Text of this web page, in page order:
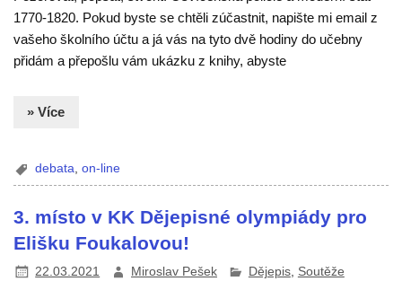
1770-1820. Pokud byste se chtěli zúčastnit, napište mi email z
vašeho školního účtu a já vás na tyto dvě hodiny do učebny
přidám a přepošlu vám ukázku z knihy, abyste
» Více
debata ,on-line
3. místo v KK Dějepisné olympiády pro
Elišku Foukalovou!
22.03.2021 Miroslav Pešek Dějepis, Soutěže